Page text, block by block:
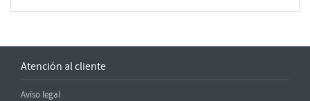
Atención al cliente
Aviso legal